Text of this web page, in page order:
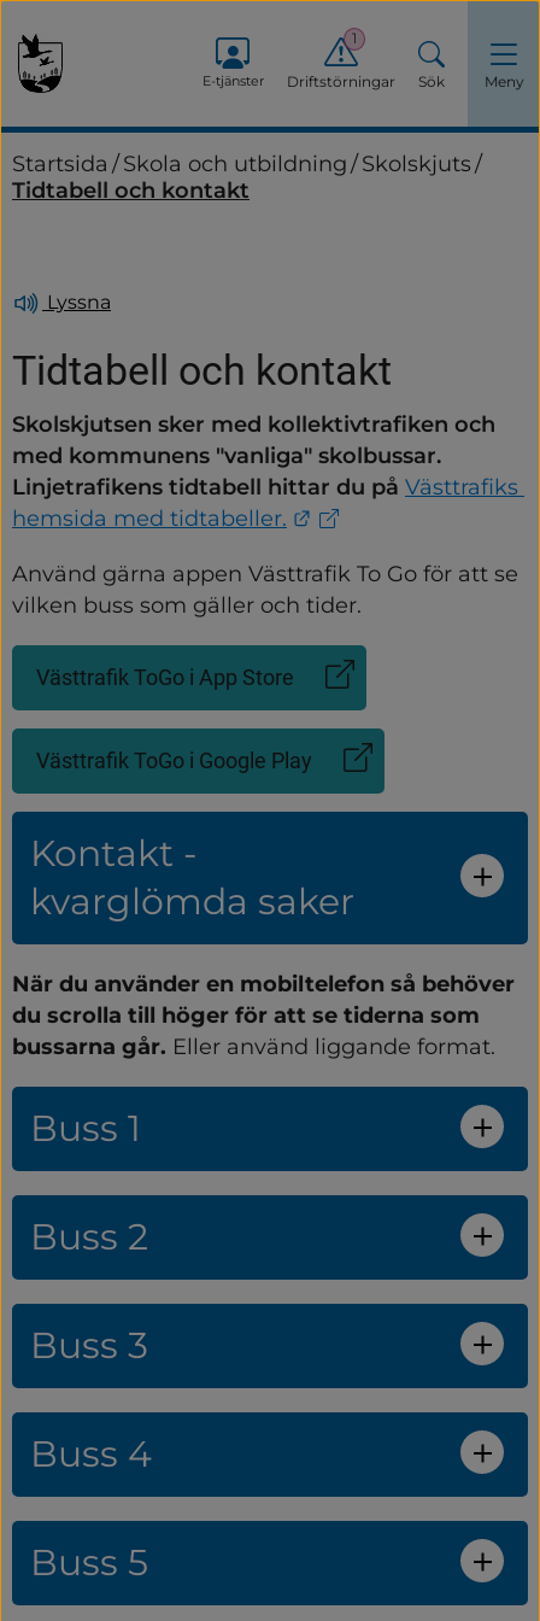
E-tjänster Driftstörningar
1
Sök Meny
Startsida /Skola och utbildning/Skolskjuts/
Tidtabell och kontakt
Lyssna
Tidtabell och kontakt
Skolskjutsen sker med kollektivtrafiken och
med kommunens "vanliga" skolbussar.
Linjetrafikens tidtabell hittar du på Västtrafiks
hemsida med tidtabeller.
Länk till annan
Använd gärna appen Västtrafik To Go för att se
vilken buss som gäller och tider.
Västtrafik ToGo i App Store
(Länk
till
webbplats)
Västtrafik ToGo i Google Play
(Länk
till
webbplats)
Kontakt -
kvarglömda saker
När du använder en mobiltelefon så behöver
du scrolla till höger för att se tiderna som
bussarna går. Eller använd liggande format.
Buss 1
Buss 2
Buss 3
Buss 4
Buss 5